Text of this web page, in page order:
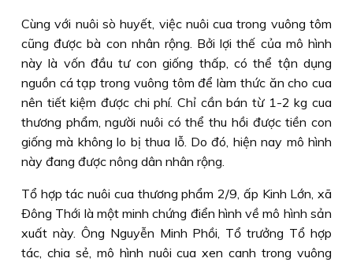
Cùng với nuôi sò huyết, việc nuôi cua trong vuông tôm
cũng được bà con nhân rộng. Bởi lợi thế của mô hình
này là vốn đầu tư con giống thấp, có thể tận dụng
nguồn cá tạp trong vuông tôm để làm thức ăn cho cua
nên tiết kiệm được chi phí. Chỉ cần bán từ 1-2 kg cua
thương phẩm, người nuôi có thể thu hồi được tiền con
giống mà không lo bị thua lỗ. Do đó, hiện nay mô hình
này đang được nông dân nhân rộng.
Tổ hợp tác nuôi cua thương phẩm 2/9, ấp Kinh Lớn, xã
Ðông Thới là một minh chứng điển hình về mô hình sản
xuất này. Ông Nguyễn Minh Phồi, Tổ trưởng Tổ hợp
tác, chia sẻ, mô hình nuôi cua xen canh trong vuông